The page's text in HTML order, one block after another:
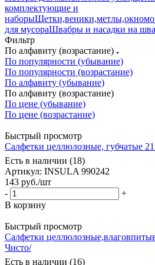
комплектующие и
наборы
для мусораШвабры и насадки на
Фильтр
По алфавиту (возрастание)
По популярности (убывание)
По популярности (возрастание)
По алфавиту (убывание)
По алфавиту (возрастание)
По цене (убывание)
По цене (возрастание)
Быстрый просмотр
Салфетки целлюлозные, губчатые
Есть в наличии (18)
Артикул: INSULA 990242
143 руб./шт
-
+
В корзину
Быстрый просмотр
Салфетки
Чисто/
Есть в наличии (16)